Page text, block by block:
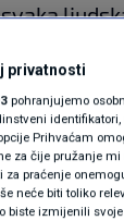
Nadbiskup
danas mašu
'Hosana',
VIJESTI 29. ožu.
privatnosti
pohranjujemo
Prihvaćam
za čije pružanje
za praćenje
neće biti toliko
biste izmijenili